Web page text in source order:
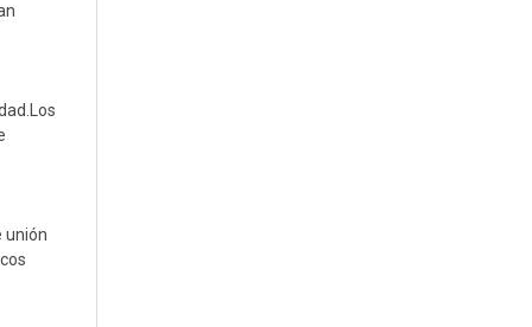
unión